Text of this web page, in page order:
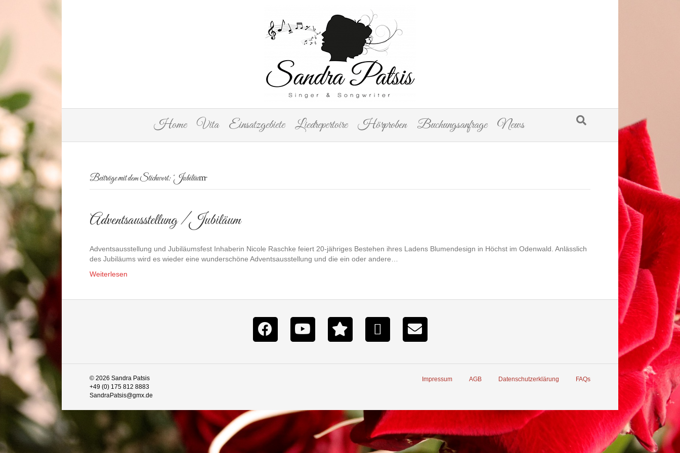
Home Vita Einsatzgebiete Liedrepertoire Hörproben Buchungsanfrage News
Beiträge mit dem Stichwort: ‘Jubiläum̵
Adventsausstellung / Jubiläum
Adventsausstellung und Jubiläumsfest Inhaberin Nicole Raschke feiert 20-jähriges Bestehen ihres Ladens Blumendesign in Höchst im Odenwald. Anlässlich
des Jubiläums wird es wieder eine wunderschöne Adventsausstellung und die ein oder andere…
Weiterlesen
© 2026 Sandra Patsis
+49 (0) 175 812 8883
SandraPatsis@gmx.de
Impressum AGB Datenschutzerklärung FAQs